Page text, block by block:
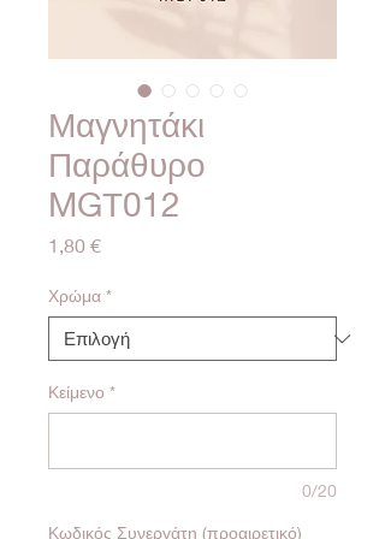
Μαγνητάκι
Παράθυρο
MGΤ012
1,80 €Τιμή
Χρώμα *
Κείμενο *
0/20
Κωδικός Συνεργάτη (προαιρετικό)